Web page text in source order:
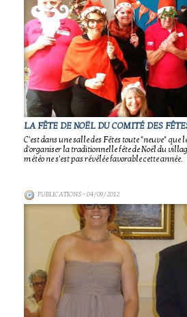
LA FÊTE DE NOËL DU COMITÉ DES
C'est dans une salle des Fêtes toute "neuve" que
d'organiser la traditionnelle fête de Noël du
météo ne s'est pas révélée favorable cette année.
PUBLICATIONS- 04/09/2012